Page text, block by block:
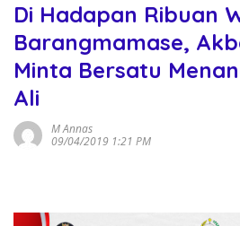
Di Hadapan Ribuan
Barangmamase,
Minta Bersatu
Ali
M Annas
09/04/2019 1:21 PM